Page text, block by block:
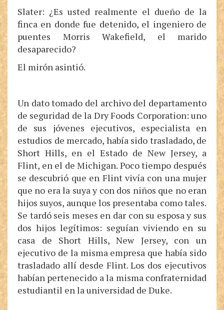
Slater: ¿Es usted realmente el dueño de la
finca en donde fue detenido, el ingeniero de
puentes Morris Wakefield, el marido
desaparecido?
El mirón asintió.
Un dato tomado del archivo del departamento
de seguridad de la Dry Foods Corporation: uno
de sus jóvenes ejecutivos, especialista en
estudios de mercado, había sido trasladado, de
Short Hills, en el Estado de New Jersey, a
Flint, en el de Michigan. Poco tiempo después
se descubrió que en Flint vivía con una mujer
que no era la suya y con dos niños que no eran
hijos suyos, aunque los presentaba como tales.
Se tardó seis meses en dar con su esposa y sus
dos hijos legítimos: seguían viviendo en su
casa de Short Hills, New Jersey, con un
ejecutivo de la misma empresa que había sido
trasladado allí desde Flint. Los dos ejecutivos
habían pertenecido a la misma confraternidad
estudiantil en la universidad de Duke.